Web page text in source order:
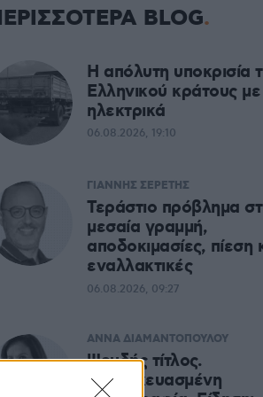
BLOG
Η απόλυτη υποκρισία
Ελληνικού κράτους
ηλεκτρικά
06.08.2026, 19:10
ΓΙΑΝΝΗΣ ΣΕΡΕΤΗΣ
Τεράστιο πρόβλημα
μεσαία γραμμή,
αποδοκιμασίες, πίεση
εναλλακτικές
06.08.2026, 09:27
ΑΝΝΑ ΔΙΑΜΑΝΤΟΠΟΥΛΟΥ
Ψευδής τίτλος.
Κατασκευασμένη